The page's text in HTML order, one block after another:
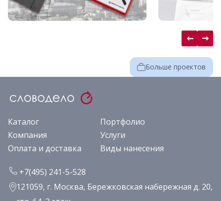
Больше проектов
Каталог
Портфолио
Компания
Услуги
Оплата и доставка
Виды нанесения
+7(495) 241-5-528
121059, г. Москва, Бережковская набережная д. 20,